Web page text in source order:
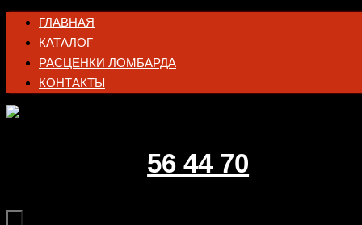
Перейти
содержимому
ГЛАВНАЯ
КАТАЛОГ
РАСЦЕНКИ ЛОМБАРДА
КОНТАКТЫ
56 44 70